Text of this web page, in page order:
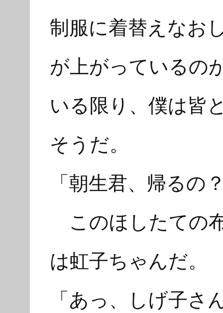
制服に着替えなお
が上がっているの
いる限り、僕は皆
そうだ。
「朝生君、帰るの
このほしたての
は虹子ちゃんだ。
「あっ、しげ子